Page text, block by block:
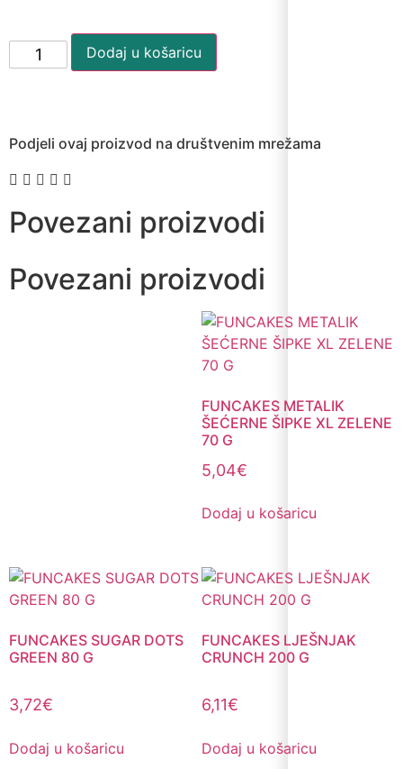
Dodaj u košaricu
Podjeli ovaj proizvod na društvenim mrežama
Povezani proizvodi
Povezani proizvodi
FUNCAKES METALIK
ŠEĆERNE ŠIPKE XL ZELENE
70 G
5,04€
Dodaj u košaricu
FUNCAKES SUGAR DOTS
GREEN 80 G
3,72€
Dodaj u košaricu
FUNCAKES LJEŠNJAK
CRUNCH 200 G
6,11€
Dodaj u košaricu